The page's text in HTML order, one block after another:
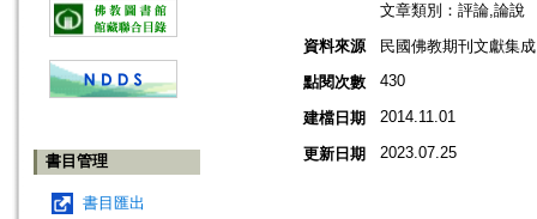
書目管理
書目匯出
文章類別：評論,論說
資料來源
民國佛教期刊文獻集
點閱次數
430
建檔日期 2014.11.01
更新日期 2023.07.25